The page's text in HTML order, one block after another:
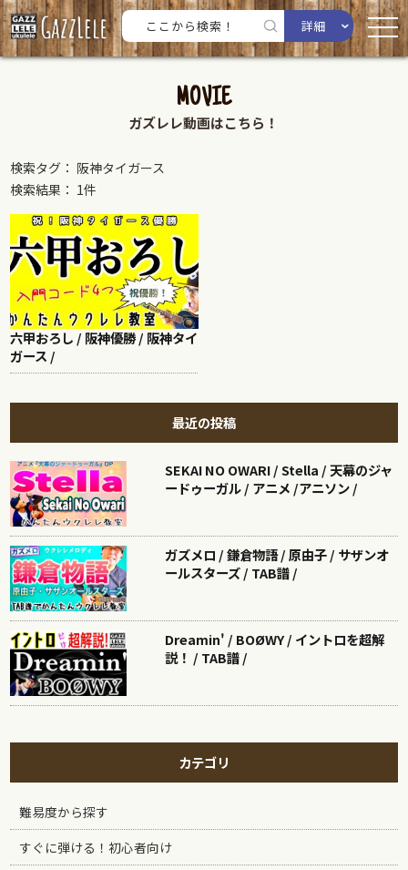
詳細
MOVIE
ガズレレ動画はこちら！
検索タグ： 阪神タイガース
検索結果： 1件
六甲おろし / 阪神優勝 / 阪神タイ
ガース /
最近の投稿
SEKAI NO OWARI / Stella / 天幕のジャ
ードゥーガル / アニメ /アニソン /
ガズメロ / 鎌倉物語 / 原由子 / サザンオ
ールスターズ / TAB譜 /
Dreamin' / BOØWY / イントロを超解
説！ / TAB譜 /
カテゴリ
難易度から探す
すぐに弾ける！初心者向け